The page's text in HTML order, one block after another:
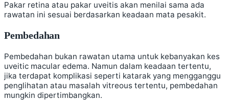
Pakar retina atau pakar uveitis akan menilai sama ada
rawatan ini sesuai berdasarkan keadaan mata pesakit.
Pembedahan
Pembedahan bukan rawatan utama untuk kebanyakan kes
uveitic macular edema. Namun dalam keadaan tertentu,
jika terdapat komplikasi seperti katarak yang mengganggu
penglihatan atau masalah vitreous tertentu, pembedahan
mungkin dipertimbangkan.